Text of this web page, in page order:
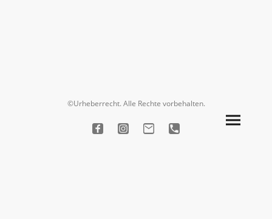
©Urheberrecht. Alle Rechte vorbehalten.